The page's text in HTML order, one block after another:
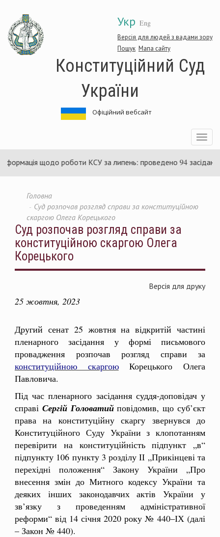
основного
матеріалу
Укр Eng
Версія для людей з вадами зору
Пошук Мапа сайту
Конституційний Суд
України
Офіційний вебсайт
Toggle
щодо роботи КСУ за липень: проведено 94 засідання та
Головна
Суд розпочав розгляд справи за конституційною
скаргою Олега Корецького
Суд розпочав розгляд справи за
конституційною скаргою Олега
Корецького
Версія для друку
25 жовтня, 2023
Другий сенат 25 жовтня на відкритій частині
пленарного засідання у формі письмового
провадження розпочав розгляд справи за
конституційною скаргоюКорецького Олега
Павловича.
Під час пленарного засідання суддя-доповідач у
справі Сергій Головатийповідомив, що суб’єкт
права на конституційну скаргу звернувся до
Конституційного Суду України з клопотанням
перевірити на конституційність підпункт „в“
підпункту 106 пункту 3 розділу ІІ „Прикінцеві та
перехідні положення“ Закону України „Про
внесення змін до Митного кодексу України та
деяких інших законодавчих актів України у
зв’язку з проведенням адміністративної
реформи“ від 14 січня 2020 року № 440–ІХ (далі
– Закон № 440).